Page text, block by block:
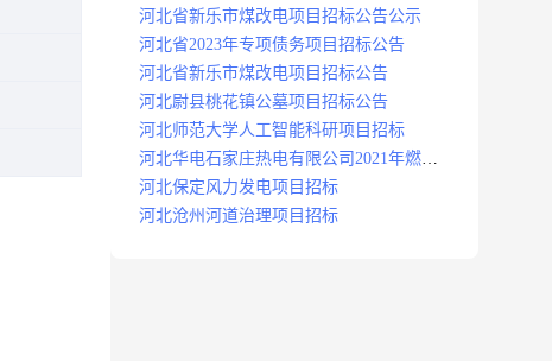
河北省新乐市煤改电项目招标公告公示
河北省2023年专项债务项目招标公告
河北省新乐市煤改电项目招标公告
河北尉县桃花镇公墓项目招标公告
河北师范大学人工智能科研项目招标
河北华电石家庄热电有限公司2021年燃料
分场辅助运行项目招标公告
河北保定风力发电项目招标
河北沧州河道治理项目招标